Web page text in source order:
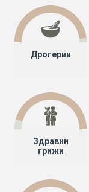
Дрогерии
Здравни
грижи